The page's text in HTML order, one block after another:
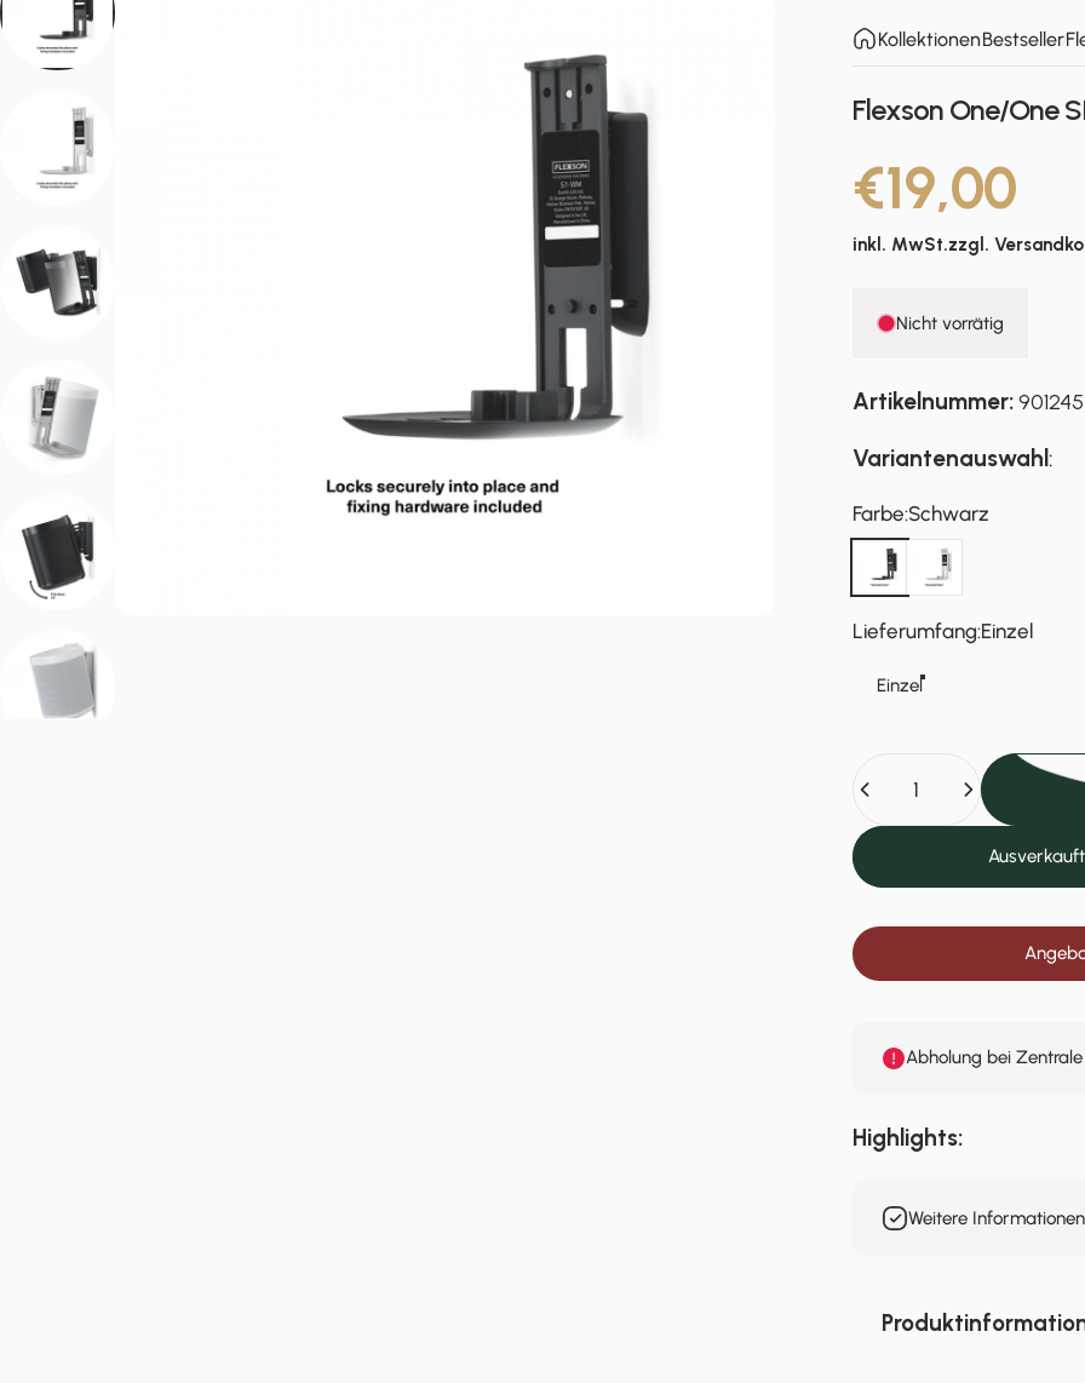
KollektionenBestseller
Flexson One/One
€19,00
inkl. MwSt.zzgl.
Nicht vorrätig
Artikelnummer:
Variantenauswahl :
Farbe
Farbe:Schwarz
SchwarzWeiß
Lieferumfang
Lieferumfang:Einzel
Einzel
Abholung bei
Highlights:
Weitere